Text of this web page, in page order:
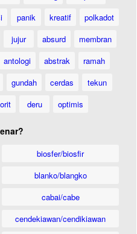
panik kreatif
polkadot
jujur absurd
membran
antologi abstrak
ramah
gundah cerdas
tekun
deru optimis
biosfer/biosfir
blanko/blangko
cabai/cabe
cendekiawan/cendikiawan